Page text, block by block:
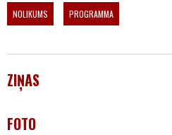
NOLIKUMS PROGRAMMA
ZIŅAS
FOTO